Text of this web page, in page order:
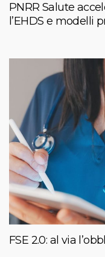
PNRR Salute
l’EHDS e modelli
FSE 2.0: al via